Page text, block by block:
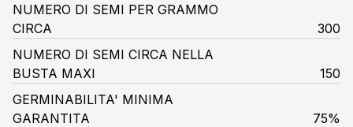
NUMERO DI SEMI PER GRAMMO
CIRCA
300
NUMERO DI SEMI CIRCA NELLA
BUSTA MAXI
150
GERMINABILITA' MINIMA
GARANTITA
75%